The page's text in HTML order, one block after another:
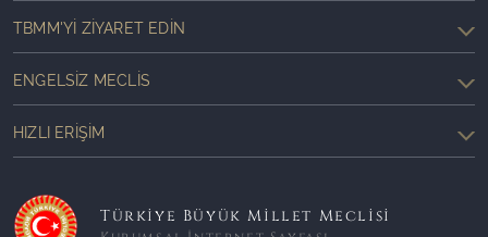
TBMM'YI ZIYARET EDIN
ENGELSIZ MECLIS
HIZLI ERIŞIM
Türkiye Büyük Millet Meclisi